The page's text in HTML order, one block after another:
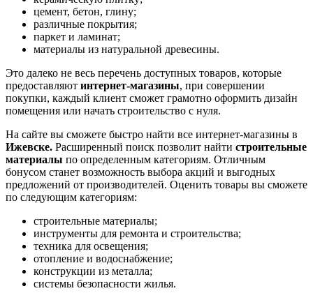
цемент, бетон, глину;
различные покрытия;
паркет и ламинат;
материалы из натуральной древесины.
Это далеко не весь перечень доступных товаров, которые
предоставляют интернет-магазины, при совершении
покупки, каждый клиент сможет грамотно оформить дизайн
помещения или начать строительство с нуля.
На сайте вы сможете быстро найти все интернет-магазины в
Ижевске. Расширенный поиск позволит найти строительные
материалы по определенным категориям. Отличным
бонусом станет возможность выбора акций и выгодных
предложений от производителей. Оценить товары вы сможете
по следующим категориям:
строительные материалы;
инструменты для ремонта и строительства;
техника для освещения;
отопление и водоснабжение;
конструкции из металла;
системы безопасности жилья.